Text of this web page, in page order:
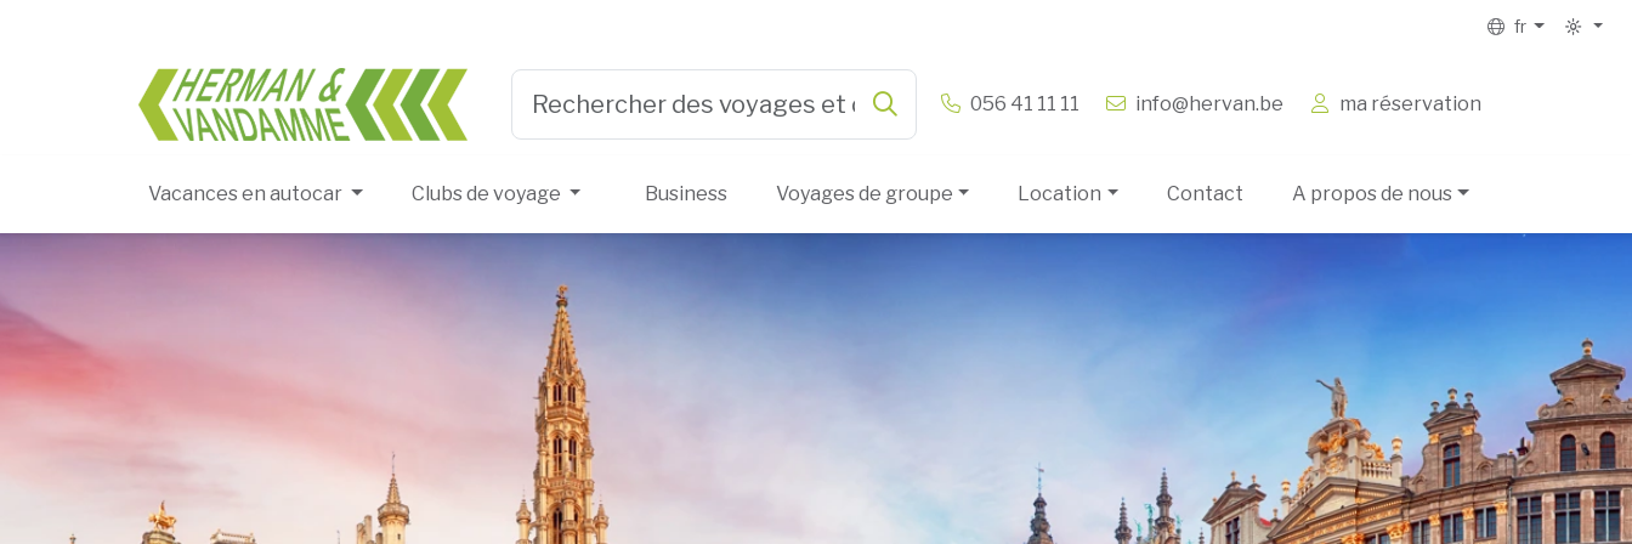
fr
Herman & Vandamme 056 41 11 11 info@hervan.be ma réservation
Vacances en autocar Clubs de voyage Business Voyages de groupe Location Contact A propos de nous